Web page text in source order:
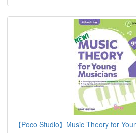
【Poco Studio】Music Theory for